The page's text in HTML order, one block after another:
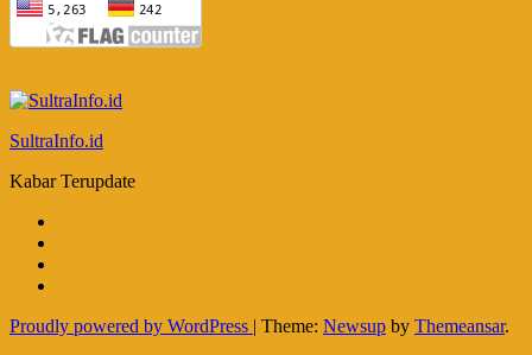
SultraInfo.id
Kabar Terupdate
Proudly powered by WordPress | Theme: Newsup by Themeansar.